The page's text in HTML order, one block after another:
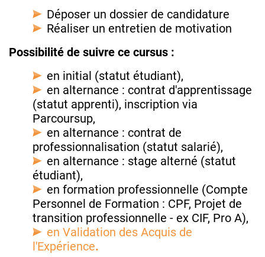
Déposer un dossier de candidature
Réaliser un entretien de motivation
Possibilité de suivre ce cursus :
en initial (statut étudiant),
en alternance : contrat d'apprentissage
(statut apprenti), inscription via
Parcoursup,
en alternance : contrat de
professionnalisation (statut salarié),
en alternance : stage alterné (statut
étudiant),
en formation professionnelle (Compte
Personnel de Formation : CPF, Projet de
transition professionnelle - ex CIF, Pro A),
en Validation des Acquis de
l'Expérience.